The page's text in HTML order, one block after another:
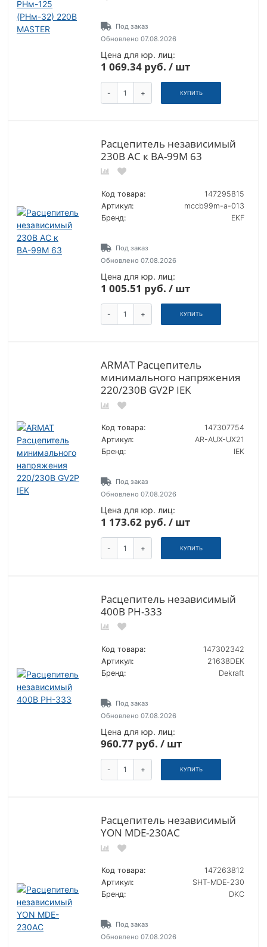
Под заказ
Обновлено 07.08.2026
Цена для юр. лиц:
1 069.34 руб. / шт
- + КУПИТЬ
Расцепитель независимый
230В АС к ВА-99М 63
Код товара:
147295815
Артикул:
mccb99m-a-013
Бренд:
EKF
Под заказ
Обновлено 07.08.2026
Цена для юр. лиц:
1 005.51 руб. / шт
- + КУПИТЬ
ARMAT Расцепитель
минимального напряжения
220/230В GV2P IEK
Код товара:
147307754
Артикул:
AR-AUX-UX21
Бренд:
IEK
Под заказ
Обновлено 07.08.2026
Цена для юр. лиц:
1 173.62 руб. / шт
- + КУПИТЬ
Расцепитель независимый
400В РН-333
Код товара:
147302342
Артикул:
21638DEK
Бренд:
Dekraft
Под заказ
Обновлено 07.08.2026
Цена для юр. лиц:
960.77 руб. / шт
- + КУПИТЬ
Расцепитель независимый
YON MDE-230AC
Код товара:
147263812
Артикул:
SHT-MDE-230
Бренд:
DKC
Под заказ
Обновлено 07.08.2026